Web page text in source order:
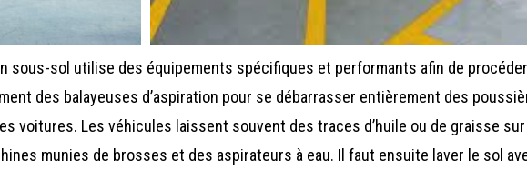
sous-sol utilise des équipements spécifiques et performants afin de
des balayeuses d’aspiration pour se débarrasser entièrement des
voitures. Les véhicules laissent souvent des traces d’huile ou de graisse
munies de brosses et des aspirateurs à eau. Il faut ensuite laver le sol